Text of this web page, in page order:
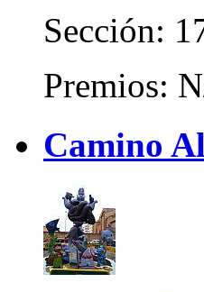
Sección:
Premios:
Camino